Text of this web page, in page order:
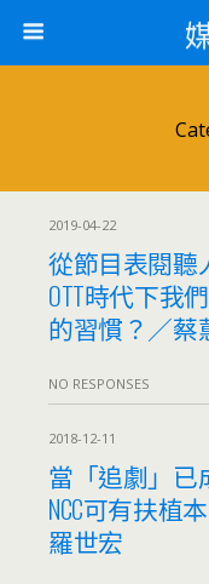
2019-04-22
從節目表閱聽
OTT時代下我
的習慣？／蔡
NO RESPONSES
2018-12-11
當「追劇」已
NCC可有扶植
羅世宏